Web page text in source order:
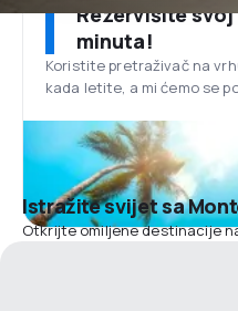
Rezervišite
minuta!
Koristite pretraživač na
kada letite, a mi ćemo se
Istražite svijet sa
Otkrijte omiljene destinacije